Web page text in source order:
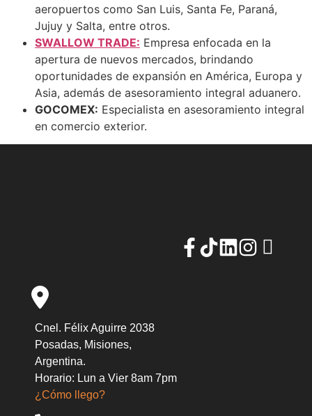
aeropuertos como San Luis, Santa Fe, Paraná,
Jujuy y Salta, entre otros.
SWALLOW TRADE: Empresa enfocada en la
apertura de nuevos mercados, brindando
oportunidades de expansión en América, Europa y
Asia, además de asesoramiento integral aduanero.
GOCOMEX: Especialista en asesoramiento integral
en comercio exterior.
Cnel. Félix Aguirre 2038
Posadas, Misiones,
Argentina.
Horario: Lun a Vier 8am 7pm
¿Cómo llego?